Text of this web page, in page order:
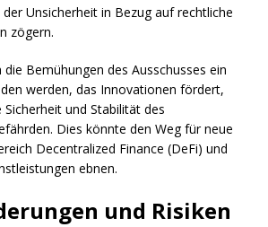
Unsicherheit in Bezug auf rechtliche
zögern.
Bemühungen des Ausschusses ein
werden, das Innovationen fördert,
und Stabilität des
Dies könnte den Weg für neue
Decentralized Finance (DeFi) und
ebnen.
und Risiken